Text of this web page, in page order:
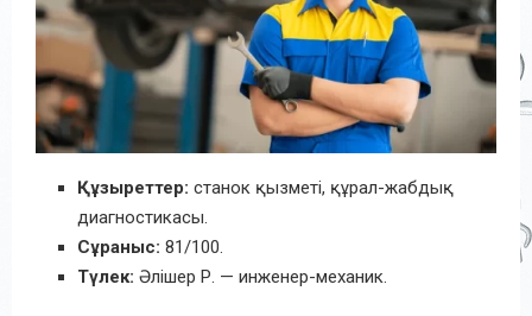
Құзыреттер: станок қызметі, құрал-жабдық
диагностикасы.
Сұраныс: 81/100.
Түлек: Әлішер Р. — инженер-механик.